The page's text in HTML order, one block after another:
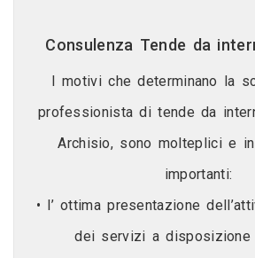
Consulenza Tende da
I motivi che determinano la
professionista di tende da
Archisio, sono molteplici e
importanti:
• l’ ottima presentazione
dei servizi a disposizione